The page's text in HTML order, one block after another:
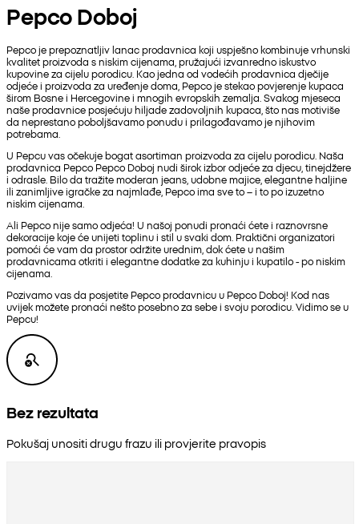
Pepco Doboj
Pepco je prepoznatljiv lanac prodavnica koji uspješno kombinuje vrhunski
kvalitet proizvoda s niskim cijenama, pružajući izvanredno iskustvo
kupovine za cijelu porodicu. Kao jedna od vodećih prodavnica dječije
odjeće i proizvoda za uređenje doma, Pepco je stekao povjerenje kupaca
širom Bosne i Hercegovine i mnogih evropskih zemalja. Svakog mjeseca
naše prodavnice posjećuju hiljade zadovoljnih kupaca, što nas motiviše
da neprestano poboljšavamo ponudu i prilagođavamo je njihovim
potrebama.
U Pepcu vas očekuje bogat asortiman proizvoda za cijelu porodicu. Naša
prodavnica Pepco Pepco Doboj nudi širok izbor odjeće za djecu, tinejdžere
i odrasle. Bilo da tražite moderan jeans, udobne majice, elegantne haljine
ili zanimljive igračke za najmlađe, Pepco ima sve to – i to po izuzetno
niskim cijenama.
Ali Pepco nije samo odjeća! U našoj ponudi pronaći ćete i raznovrsne
dekoracije koje će unijeti toplinu i stil u svaki dom. Praktični organizatori
pomoći će vam da prostor održite urednim, dok ćete u našim
prodavnicama otkriti i elegantne dodatke za kuhinju i kupatilo - po niskim
cijenama.
Pozivamo vas da posjetite Pepco prodavnicu u Pepco Doboj! Kod nas
uvijek možete pronaći nešto posebno za sebe i svoju porodicu. Vidimo se u
Pepcu!
Bez rezultata
Pokušaj unositi drugu frazu ili provjerite pravopis